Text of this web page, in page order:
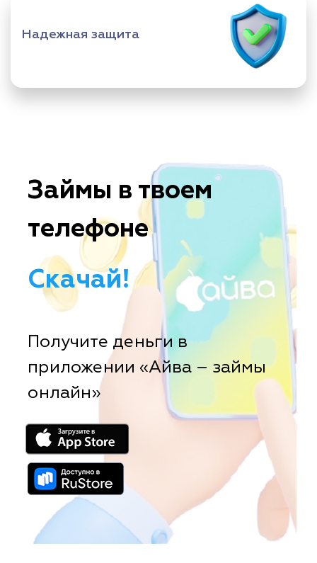
Надежная защита
Займы в твоем
телефоне
Скачай!
Получите деньги в
приложении «Айва – займы
онлайн»